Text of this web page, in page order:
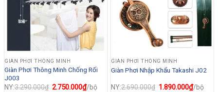
GIÀN PHƠI THÔNG MINH
Giàn Phơi Thông Minh Chống Rối
J003
NY:3.290.000₫ Giá
2.750.000₫Giá
/bộ
GIÀN PHƠI THÔNG MINH
Giàn Phơi Nhập Khẩu Takashi J02
NY:2.690.000₫ Giá
1.890.000₫Giá
/bộ